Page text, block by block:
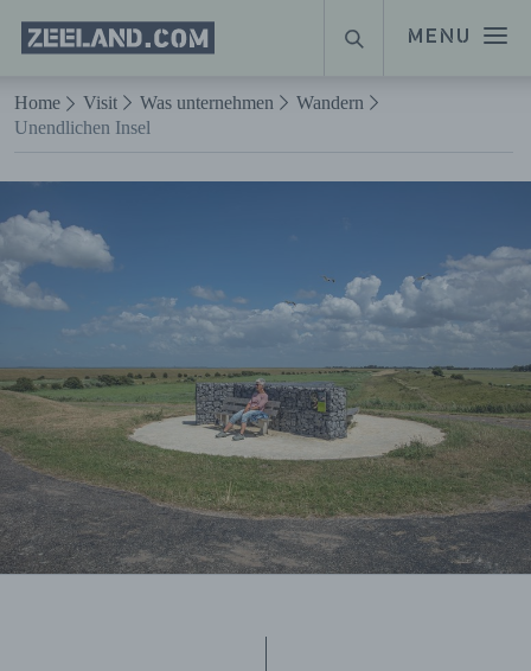
Naar hoofdinhoud
MENU
Homepage
Zeeland.com
SUCHE
Home Visit Was unternehmen
Wandern
Unendlichen Insel